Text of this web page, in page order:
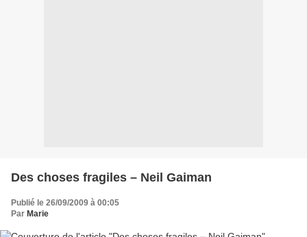
Des choses fragiles – Neil Gaiman
Publié le 26/09/2009 à 00:05
Par Marie